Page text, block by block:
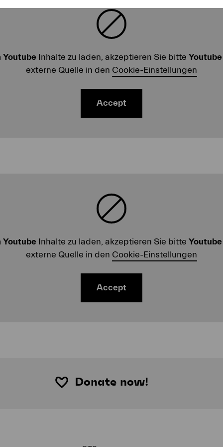
YoutubeInhalte zu laden, akzeptieren Sie bitte Youtube
externe Quelle in den Cookie-Einstellungen
Accept
YoutubeInhalte zu laden, akzeptieren Sie bitte Youtube
externe Quelle in den Cookie-Einstellungen
Accept
Donate now!